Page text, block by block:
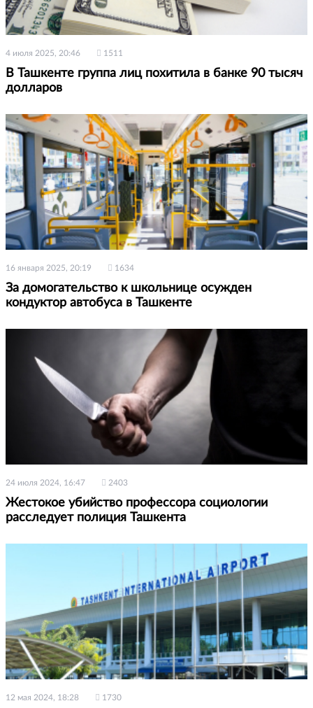
4 июля 2025, 20:46 1511
В Ташкенте группа лиц похитила в банке 90 тысяч
долларов
16 января 2025, 20:19 1634
За домогательство к школьнице осужден
кондуктор автобуса в Ташкенте
24 июля 2024, 16:47 2403
Жестокое убийство профессора социологии
расследует полиция Ташкента
12 мая 2024, 18:28 1730